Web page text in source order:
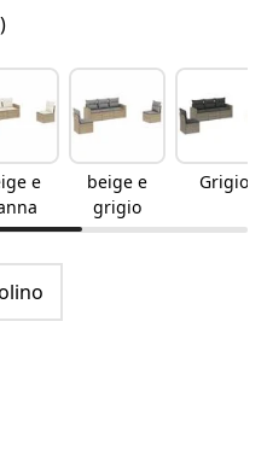
e
beige e
grigio
Grigio